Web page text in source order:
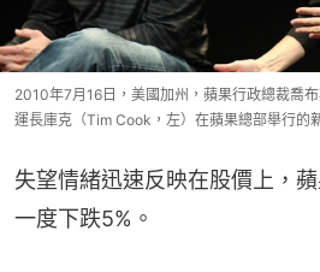
2010年7月16日，美國加州，蘋果行政總裁喬
運長庫克（Tim Cook，左）在蘋果總部舉行的
失望情緒迅速反映在股價上，
一度下跌5%。